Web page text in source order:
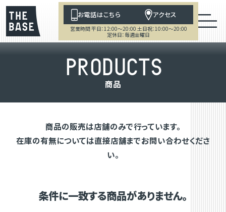
お電話はこちら アクセス
営業時間 平日：12:00～20:00 土日祝：10:00～20:00
定休日：毎週金曜日
PRODUCTS
商品
商品の販売は店舗のみで行っています。
在庫の有無については直接店舗までお問い合わせくださ
い。
条件に一致する商品がありません。